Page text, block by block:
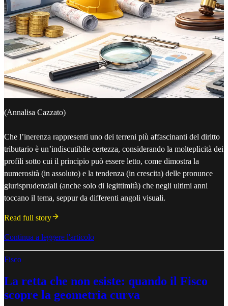
(Annalisa Cazzato)
Che l’inerenza rappresenti uno dei terreni più affascinanti del diritto
tributario è un’indiscutibile certezza, considerando la molteplicità dei
profili sotto cui il principio può essere letto, come dimostra la
numerosità (in assoluto) e la tendenza (in crescita) delle pronunce
giurisprudenziali (anche solo di legittimità) che negli ultimi anni
toccano il tema, seppur da differenti angoli visuali.
Read full story
Continua a leggere l'articolo
Fisco
La retta che non esiste: quando il Fisco
scopre la geometria curva